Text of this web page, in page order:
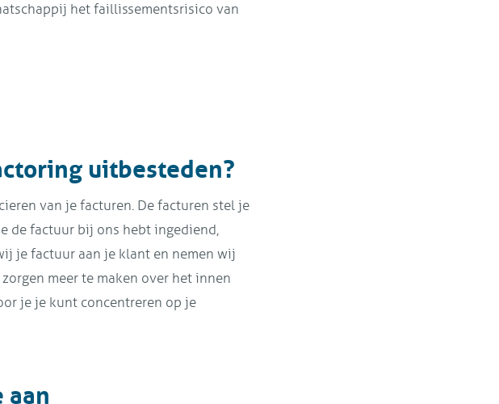
het faillissementsrisico van
uitbesteden?
van je facturen. De facturen stel je
de factuur bij ons hebt ingediend,
je factuur aan je klant en nemen wij
meer te maken over het innen
je je kunt concentreren op je